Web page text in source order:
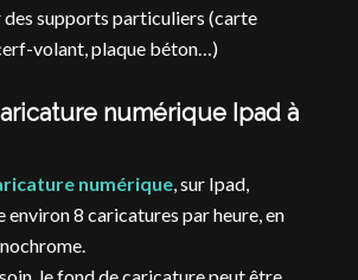
des supports particuliers (carte
volant, plaque béton…)
numérique Ipad à
numérique, sur Ipad,
environ 8 caricatures par heure, en